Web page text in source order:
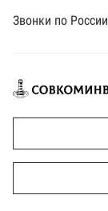
Звонки по